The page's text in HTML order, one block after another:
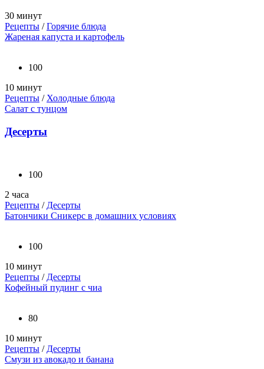
30 минут
Рецепты /Горячие блюда
Жареная капуста и картофель
100
10 минут
Рецепты /Холодные блюда
Салат с тунцом
Десерты
100
2 часа
Рецепты / Десерты
Батончики Сникерс в домашних условиях
100
10 минут
Рецепты / Десерты
Кофейный пудинг с чиа
80
10 минут
Рецепты / Десерты
Смузи из авокадо и банана